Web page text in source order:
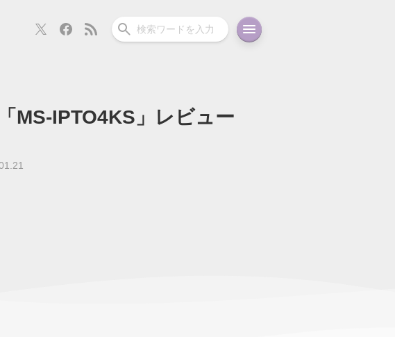
車・バイク オーディオ 充電関連 その他
MS-IPTO4KS」レビュー